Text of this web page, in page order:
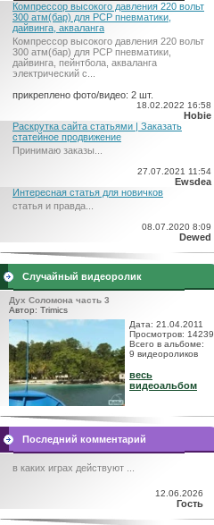
Компрессор высокого давления 220 вольт
300 атм(бар) для PCP пневматики,
дайвинга, акваланга
Компрессор высокого давления 220 вольт
300 атм(бар) для PCP пневматики,
дайвинга, пейнтбола, акваланга
электрический c...
прикреплено фото/видео: 2 шт.
18.02.2022 16:58
Hobie
Раскрутка сайта статьями | Заказать
статейное продвижение
Принимаю заказы...
27.07.2021 11:54
Ewsdea
Интересная статья для новичков
статья и правда...
08.07.2020 8:09
Dewed
Случайный видеоролик
Дух Соломона часть 3
Автор: Trimics
Дата: 21.04.2011
Просмотров: 14239
Всего в альбоме:
9 видеороликов
весь
видеоальбом
Последний комментарий
в каких играх действуют ...
12.06.2026
Гость